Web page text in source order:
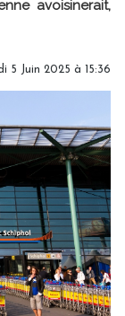
avoisinerait,
5 Juin 2025 à 15:36